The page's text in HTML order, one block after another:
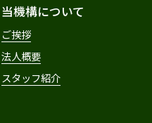
当機構について
ご挨拶
法人概要
スタッフ紹介